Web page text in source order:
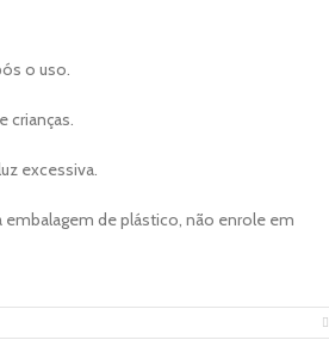
o uso.
crianças.
excessiva.
embalagem de plástico, não enrole em